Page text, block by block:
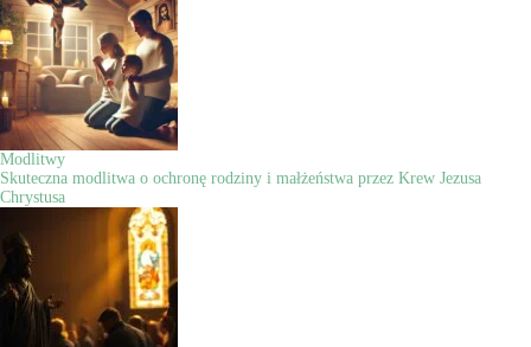
Modlitwy
Skuteczna modlitwa o ochronę rodziny i małżeństwa przez Krew Jezusa
Chrystusa